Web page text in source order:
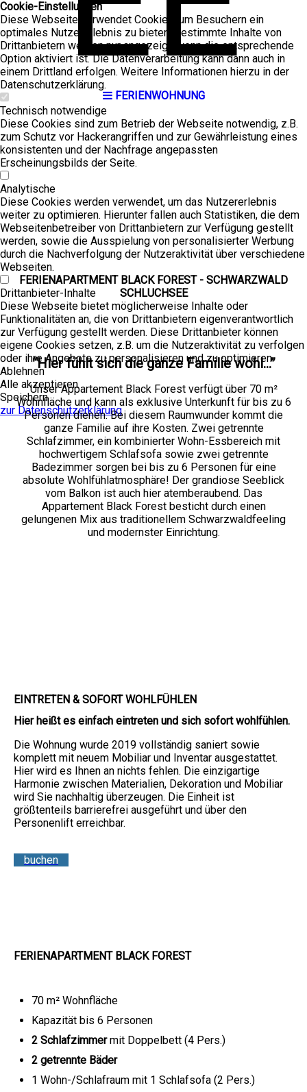
FERIEN­WOHNUNG
FERIEN­APART­MENT BLACK FOREST - SCHWARZWALD
SCHLUCHSEE
“Hier fühlt sich die ganze Familie wohl…”
Unser Appartement Black Forest verfügt über 70 m²
Wohnfläche und kann als exklusive Unterkunft für bis zu 6
Personen dienen. Bei diesem Raumwunder kommt die
ganze Familie auf ihre Kosten. Zwei getrennte
Schlafzimmer, ein kombinierter Wohn-Essbereich mit
hochwertigem Schlafsofa sowie zwei getrennte
Badezimmer sorgen bei bis zu 6 Personen für eine
absolute Wohlfühlatmosphäre! Der grandiose Seeblick
vom Balkon ist auch hier atemberaubend. Das
Appartement Black Forest besticht durch einen
gelungenen Mix aus traditionellem Schwarzwaldfeeling
und modernster Einrichtung.
EINTRETEN & SOFORT WOHL­FÜHLEN
Hier heißt es einfach eintreten und sich sofort wohlfühlen.
Die Wohnung wurde 2019 vollständig saniert sowie
komplett mit neuem Mobiliar und Inventar ausgestattet.
Hier wird es Ihnen an nichts fehlen. Die einzigartige
Harmonie zwischen Materialien, Dekoration und Mobiliar
wird Sie nachhaltig überzeugen. Die Einheit ist
größtenteils barrierefrei ausgeführt und über den
Personenlift erreichbar.
buchen
FERIENAPARTMENT BLACK FOREST
70 m² Wohnfläche
Kapazität bis 6 Personen
2 Schlafzimmermit Doppelbett (4 Pers.)
2 getrennte Bäder
1 Wohn-/Schlafraum mit 1 Schlafsofa (2 Pers.)
Cookie-Einstellungen
Diese Webseite verwendet Cookies, um Besuchern ein
optimales Nutzererlebnis zu bieten. Bestimmte Inhalte von
Drittanbietern werden nur angezeigt, wenn die entsprechende
Option aktiviert ist. Die Datenverarbeitung kann dann auch in
einem Drittland erfolgen. Weitere Informationen hierzu in der
Datenschutzerklärung.
Technisch notwendige
Diese Cookies sind zum Betrieb der Webseite notwendig, z.B.
zum Schutz vor Hackerangriffen und zur Gewährleistung eines
konsistenten und der Nachfrage angepassten
Erscheinungsbilds der Seite.
Analytische
Diese Cookies werden verwendet, um das Nutzererlebnis
weiter zu optimieren. Hierunter fallen auch Statistiken, die dem
Webseitenbetreiber von Drittanbietern zur Verfügung gestellt
werden, sowie die Ausspielung von personalisierter Werbung
durch die Nachverfolgung der Nutzeraktivität über verschiedene
Webseiten.
Drittanbieter-Inhalte
Diese Webseite bietet möglicherweise Inhalte oder
Funktionalitäten an, die von Drittanbietern eigenverantwortlich
zur Verfügung gestellt werden. Diese Drittanbieter können
eigene Cookies setzen, z.B. um die Nutzeraktivität zu verfolgen
oder ihre Angebote zu personalisieren und zu optimieren.
Ablehnen
Alle akzeptieren
Speichern
zur Datenschutzerklärung